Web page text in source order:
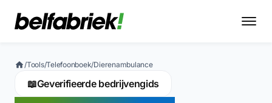
/Tools/Telefoonboek/Dierenambulance
📖Geverifieerde bedrijvengids